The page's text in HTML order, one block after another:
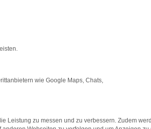
die Seite in einem anderen Browser
wie Google Maps, Chats,
Leistung zu messen und zu verbessern. Zudem